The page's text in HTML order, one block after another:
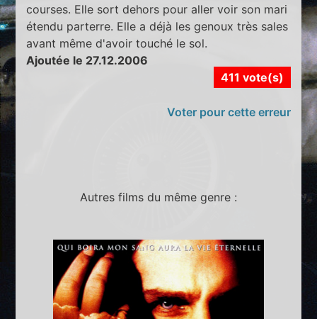
courses. Elle sort dehors pour aller voir son mari
étendu parterre. Elle a déjà les genoux très sales
avant même d'avoir touché le sol.
Ajoutée le 27.12.2006
411 vote(s)
Voter pour cette erreur
Autres films du même genre :